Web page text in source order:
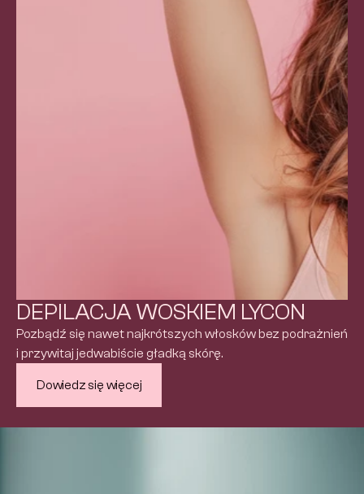
DEPILACJA WOSKIEM LYCON
Pozbądź się nawet najkrótszych włosków bez podrażnień
i przywitaj jedwabiście gładką skórę.
Dowiedz się więcej